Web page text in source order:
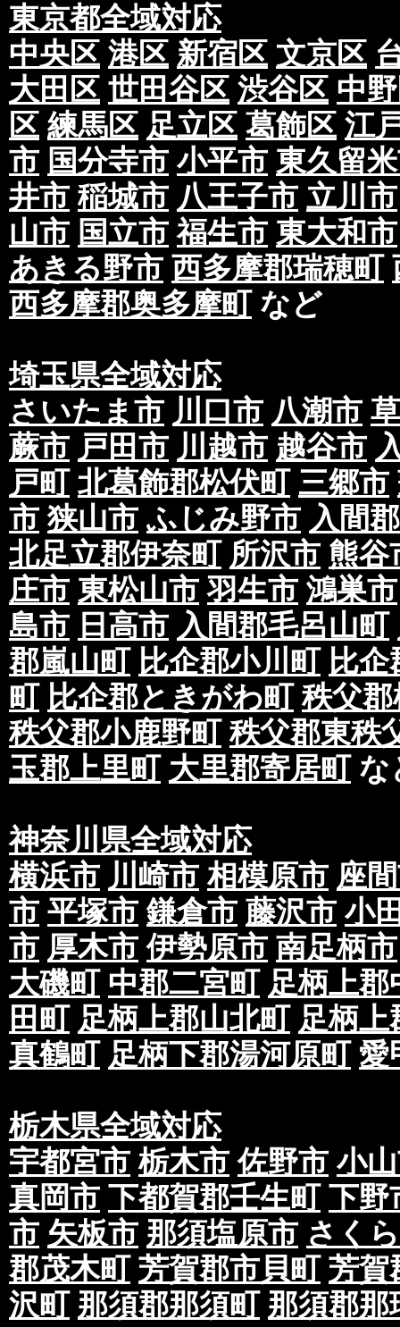
東京都全域対応
中央区 港区 新宿区 文京区
大田区 世田谷区 渋谷区 中
区 練馬区 足立区 葛飾区 江
市 国分寺市 小平市 東久留
井市 稲城市 八王子市 立川市
山市 国立市 福生市 東大和市
あきる野市 西多摩郡瑞穂町
西多摩郡奥多摩町など
埼玉県全域対応
さいたま市 川口市 八潮市
蕨市 戸田市 川越市 越谷市
戸町 北葛飾郡松伏町 三郷市
市 狭山市 ふじみ野市 入間
北足立郡伊奈町 所沢市 熊谷
庄市 東松山市 羽生市 鴻巣市
島市 日高市 入間郡毛呂山町
郡嵐山町 比企郡小川町 比
町 比企郡ときがわ町 秩父
秩父郡小鹿野町 秩父郡東秩
玉郡上里町 大里郡寄居町な
神奈川県全域対応
横浜市 川崎市 相模原市 座
市 平塚市 鎌倉市 藤沢市 小
市 厚木市 伊勢原市 南足柄市
大磯町 中郡二宮町 足柄上郡
田町 足柄上郡山北町 足柄上
真鶴町 足柄下郡湯河原町 愛
栃木県全域対応
宇都宮市 栃木市 佐野市 小
真岡市 下都賀郡壬生町 下野
市 矢板市 那須塩原市 さく
郡茂木町 芳賀郡市貝町 芳賀
沢町 那須郡那須町 那須郡那